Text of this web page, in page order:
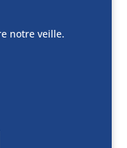
notre veille.